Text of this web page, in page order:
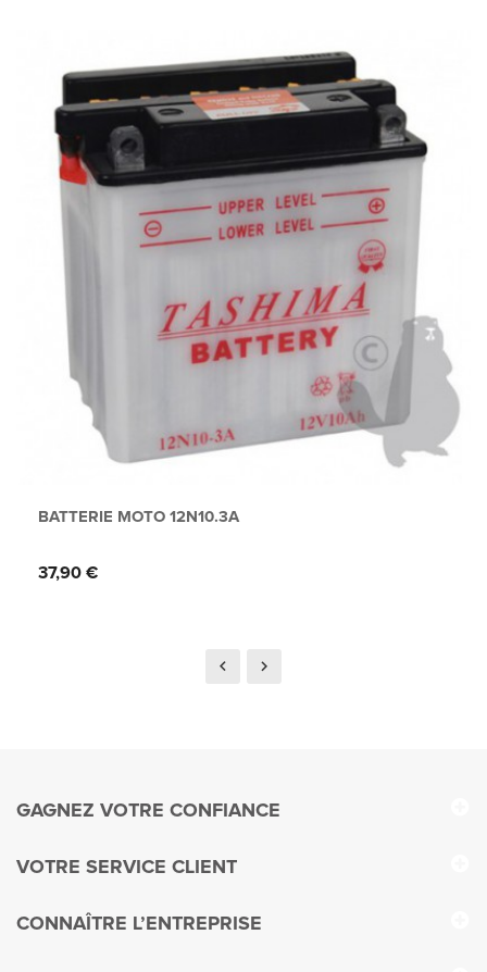
BATTERIE MOTO 12N10.3A
Prix
37,90 €
GAGNEZ VOTRE CONFIANCE
VOTRE SERVICE CLIENT
CONNAÎTRE L’ENTREPRISE